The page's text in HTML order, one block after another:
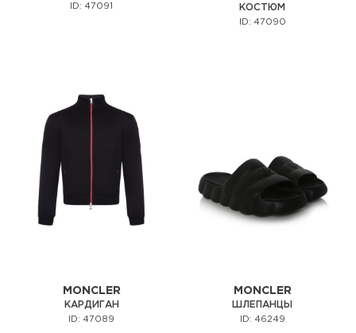
ID: 47091 КОСТЮМ
ID: 47090
MONCLER
КАРДИГАН
ID: 47089
MONCLER
ШЛЕПАНЦЫ
ID: 46249